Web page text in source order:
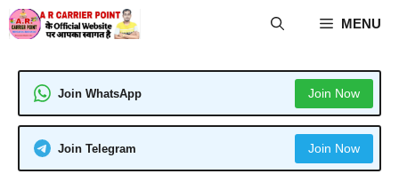
Skip
to
MENU
Join WhatsApp Join Now
Join Telegram Join Now